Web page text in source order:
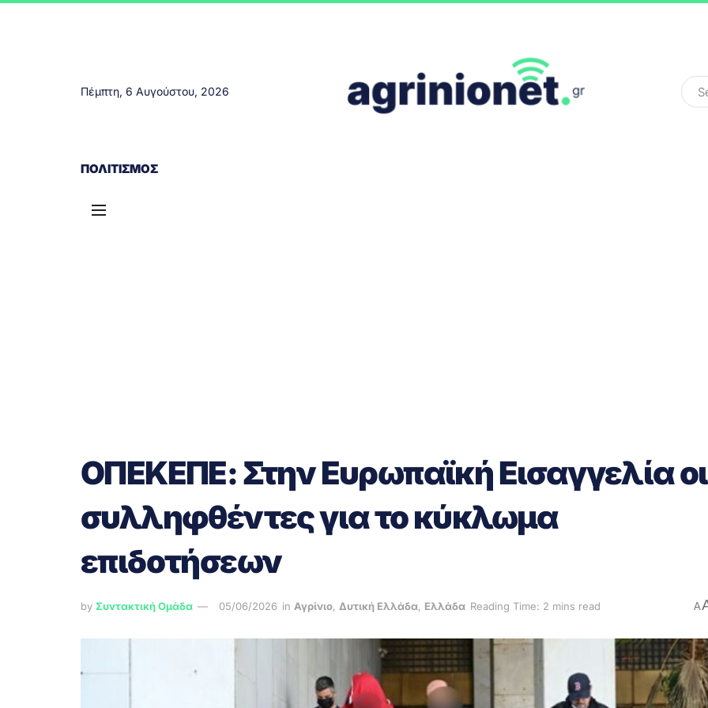
Πέμπτη, 6 Αυγούστου, 2026
ΠΟΛΙΤΙΣΜΌΣ
ΟΠΕΚΕΠΕ: Στην Ευρωπαϊκή Εισαγγελία οι
συλληφθέντες για το κύκλωμα
επιδοτήσεων
by Συντακτική Ομάδα 05/06/2026 in Αγρίνιο, Δυτική Ελλάδα, Ελλάδα Reading Time: 2 mins read A